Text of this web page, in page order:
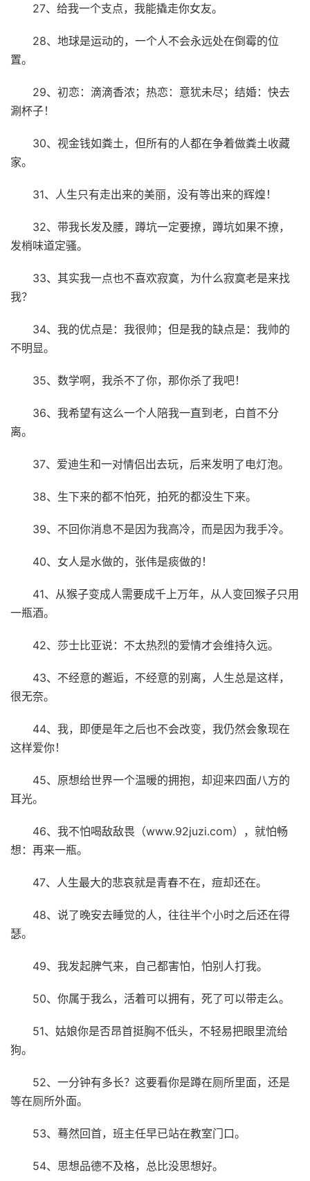
27、给我一个支点，我能撬走你女友。
28、地球是运动的，一个人不会永远处在倒霉的位
置。
29、初恋：滴滴香浓；热恋：意犹未尽；结婚：快去
涮杯子！
30、视金钱如粪土，但所有的人都在争着做粪土收藏
家。
31、人生只有走出来的美丽，没有等出来的辉煌！
32、带我长发及腰，蹲坑一定要撩，蹲坑如果不撩，
发梢味道定骚。
33、其实我一点也不喜欢寂寞，为什么寂寞老是来找
我？
34、我的优点是：我很帅；但是我的缺点是：我帅的
不明显。
35、数学啊，我杀不了你，那你杀了我吧！
36、我希望有这么一个人陪我一直到老，白首不分
离。
37、爱迪生和一对情侣出去玩，后来发明了电灯泡。
38、生下来的都不怕死，拍死的都没生下来。
39、不回你消息不是因为我高冷，而是因为我手冷。
40、女人是水做的，张伟是痰做的！
41、从猴子变成人需要成千上万年，从人变回猴子只用
一瓶酒。
42、莎士比亚说：不太热烈的爱情才会维持久远。
43、不经意的邂逅，不经意的别离，人生总是这样，
很无奈。
44、我，即便是年之后也不会改变，我仍然会象现在
这样爱你！
45、原想给世界一个温暖的拥抱，却迎来四面八方的
耳光。
46、我不怕喝敌敌畏（www.92juzi.com），就怕畅
想：再来一瓶。
47、人生最大的悲哀就是青春不在，痘却还在。
48、说了晚安去睡觉的人，往往半个小时之后还在得
瑟。
49、我发起脾气来，自己都害怕，怕别人打我。
50、你属于我么，活着可以拥有，死了可以带走么。
51、姑娘你是否昂首挺胸不低头，不轻易把眼里流给
狗。
52、一分钟有多长？这要看你是蹲在厕所里面，还是
等在厕所外面。
53、蓦然回首，班主任早已站在教室门口。
54、思想品德不及格，总比没思想好。